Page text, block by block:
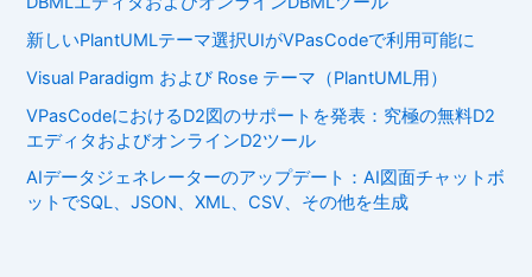
新しいPlantUMLテーマ選択UIがVPasCodeで利用可能に
Visual Paradigm および Rose テーマ（PlantUML用）
VPasCodeにおけるD2図のサポートを発表：究極の無料D2
エディタおよびオンラインD2ツール
AIデータジェネレーターのアップデート：AI図面チャットボ
ットでSQL、JSON、XML、CSV、その他を生成